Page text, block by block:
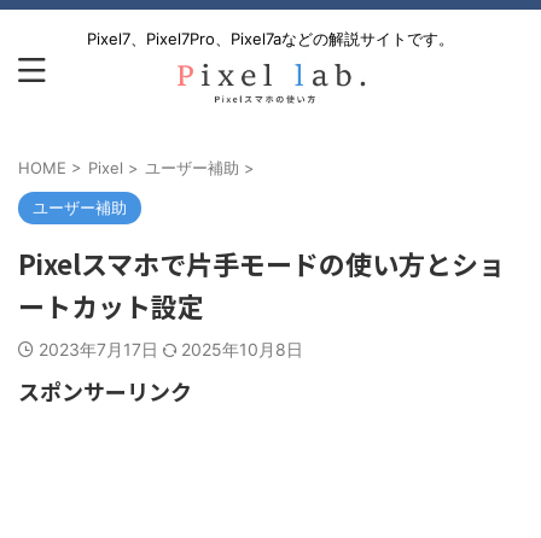
Pixel7、Pixel7Pro、Pixel7aなどの解説サイトです。
HOME > Pixel > ユーザー補助 >
ユーザー補助
Pixelスマホで片手モードの使い方とショ
ートカット設定
2023年7月17日 2025年10月8日
スポンサーリンク